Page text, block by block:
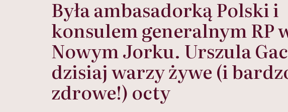
Była ambasadorką Polski i
konsulem generalnym RP
Nowym Jorku. Urszula
dzisiaj warzy żywe (i
zdrowe!) octy